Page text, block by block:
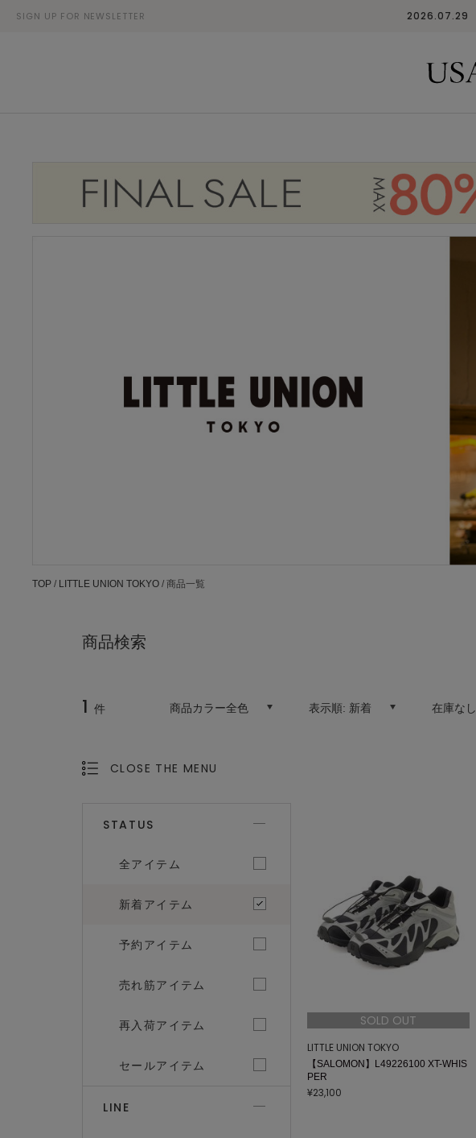
SIGN UP FOR NEWSLETTER 2026.07.29
TOP / LITTLE UNION TOKYO / 商品一覧
商品検索
1 件 商品カラー全色 表示順: 新着 在庫なし
CLOSE THE MENU
STATUS
全アイテム
新着アイテム
予約アイテム
売れ筋アイテム
再入荷アイテム
セールアイテム
LINE
SOLD OUT
LITTLE UNION TOKYO
【SALOMON】L49226100 XT-WHIS
PER
¥23,100